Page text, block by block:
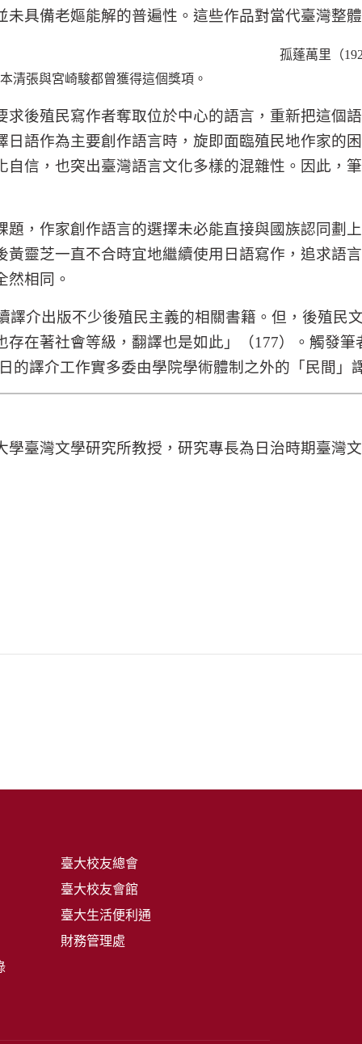
具備老嫗能解的普遍性。這些作品對當代臺灣整
孤蓬萬里（
清張與宮崎駿都曾獲得這個獎項。
後殖民寫作者奪取位於中心的語言，重新把這個
語作為主要創作語言時，旋即面臨殖民地作家的
信，也突出臺灣語言文化多樣的混雜性。因此
，作家創作語言的選擇未必能直接與國族認同
靈芝一直不合時宜地繼續使用日語寫作，追求
然相同。
介出版不少後殖民主義的相關書籍。但，後殖
在著社會等級，翻譯也是如此」（177）。觸發筆
的譯介工作實多委由學院學術體制之外的「民間
臺灣文學研究所教授，研究專長為日治時期臺
臺大校友總會
臺大校友會館
臺大生活便利通
財務管理處